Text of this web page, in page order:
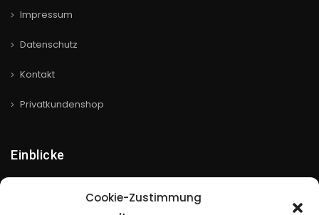
Cookie-Zustimmung
Impressum
Datenschutz
Kontakt
Privatkundenshop
Einblicke